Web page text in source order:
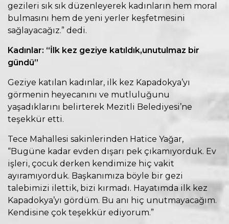
gezileri sık sık düzenleyerek kadınların hem moral
bulmasını hem de yeni yerler keşfetmesini
sağlayacağız.” dedi.
Kadınlar: “İlk kez geziye katıldık,unutulmaz bir
gündü”
Geziye katılan kadınlar, ilk kez Kapadokya’yı
görmenin heyecanını ve mutluluğunu
yaşadıklarını belirterek Mezitli Belediyesi’ne
teşekkür etti.
Tece Mahallesi sakinlerinden Hatice Yağar,
“Bugüne kadar evden dışarı pek çıkamıyorduk. Ev
işleri, çocuk derken kendimize hiç vakit
ayıramıyorduk. Başkanımıza böyle bir gezi
talebimizi ilettik, bizi kırmadı. Hayatımda ilk kez
Kapadokya’yı gördüm. Bu anı hiç unutmayacağım.
Kendisine çok teşekkür ediyorum.”